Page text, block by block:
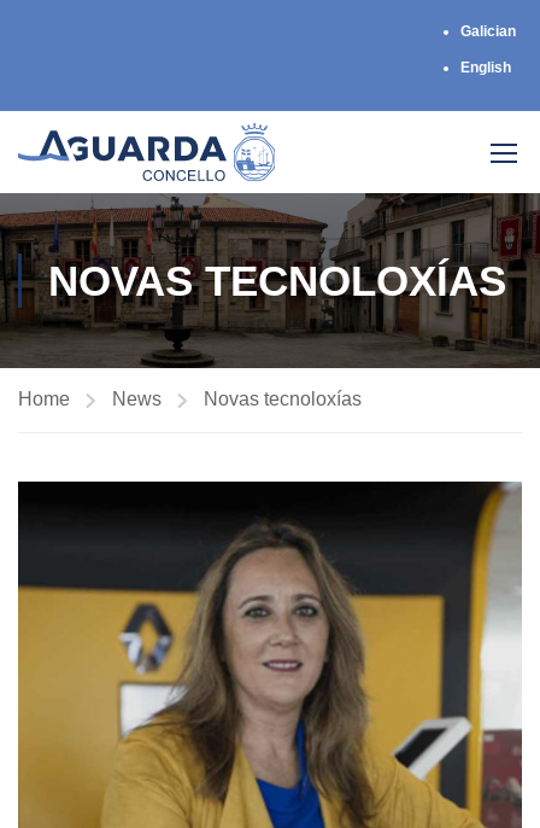
Galician
English
NOVAS TECNOLOXÍAS
Home News Novas tecnoloxías